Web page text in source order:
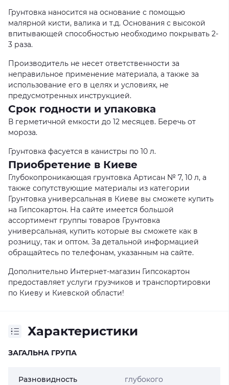
Грунтовка наносится на основание с помощью
малярной кисти, валика и т.д. Основания с высокой
впитывающей способностью необходимо покрывать 2-
3 раза.
Производитель не несет ответственности за
неправильное применение материала, а также за
использование его в целях и условиях, не
предусмотренных инструкцией.
Срок годности и упаковка
В герметичной емкости до 12 месяцев. Беречь от
мороза.
Грунтовка фасуется в канистры по 10 л.
Приобретение в Киеве
Глубокопроникающая грунтовка Артисан № 7, 10 л, а
также сопутствующие материалы из категории
Грунтовка универсальная в Киеве вы сможете купить
на Гипсокартон. На сайте имеется большой
ассортимент группы товаров Грунтовка
универсальная, купить которые вы сможете как в
розницу, так и оптом. За детальной информацией
обращайтесь по телефонам, указанным на сайте.
Дополнительно Интернет-магазин Гипсокартон
предоставляет услуги грузчиков и транспортировки
по Киеву и Киевской области!
Характеристики
ЗАГАЛЬНА ГРУПА
Разновидность
глубокого